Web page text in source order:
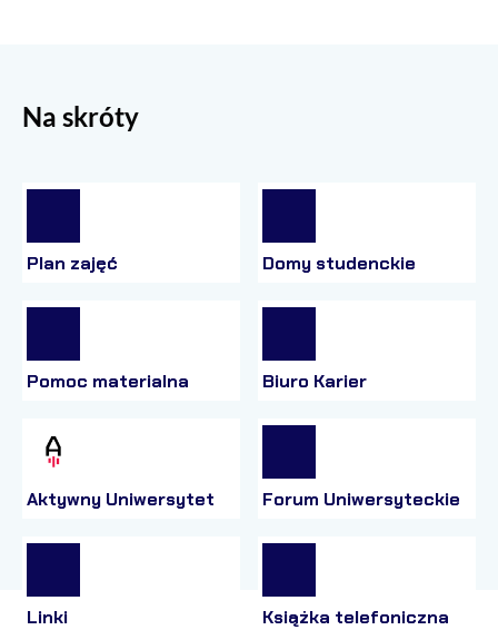
Na skróty
Plan zajęć Domy studenckie
Pomoc materialna Biuro Karier
Aktywny Uniwersytet Forum Uniwersyteckie
Linki Książka telefoniczna